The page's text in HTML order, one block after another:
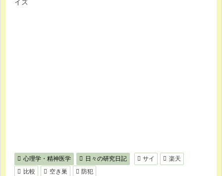
イズ
心理学・精神医学 日々の研究日記 サイ
楽天
比較
空き巣 防犯